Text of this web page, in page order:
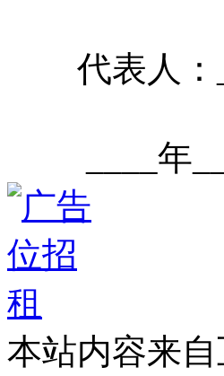
代表人：
____年__
本站内容来